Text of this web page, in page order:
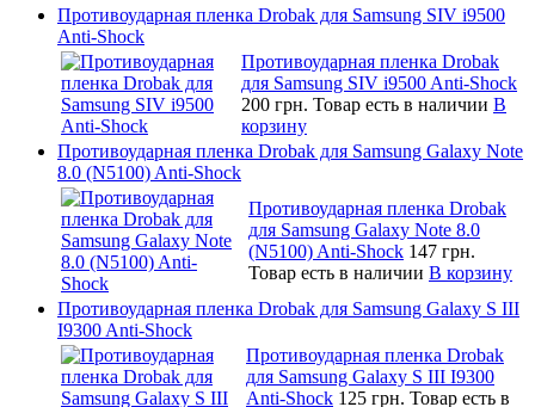
Противоударная пленка Drobak для Samsung SIV i9500
Anti-Shock
Противоударная пленка Drobak
для Samsung SIV i9500 Anti-Shock
200 грн. Товар есть в наличии В
корзину
Противоударная пленка Drobak для Samsung Galaxy Note
8.0 (N5100) Anti-Shock
Противоударная пленка Drobak
для Samsung Galaxy Note 8.0
(N5100) Anti-Shock 147 грн.
Товар есть в наличии В корзину
Противоударная пленка Drobak для Samsung Galaxy S III
I9300 Anti-Shock
Противоударная пленка Drobak
для Samsung Galaxy S III I9300
Anti-Shock 125 грн. Товар есть в